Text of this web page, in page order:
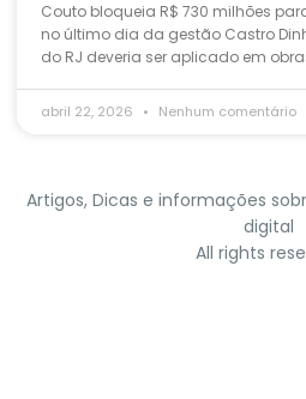
Couto bloqueia R$ 730 milhões
no último dia da gestão Castro
do RJ deveria ser aplicado em
abril 22, 2026 Nenhum comentário
Artigos, Dicas e informações
digital
All rights